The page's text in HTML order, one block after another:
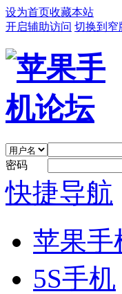
设为首页收藏本站
开启辅助访问 切换到窄
密码
快捷导航
苹果手
5S手机